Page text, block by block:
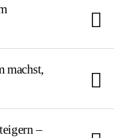
machst,
–